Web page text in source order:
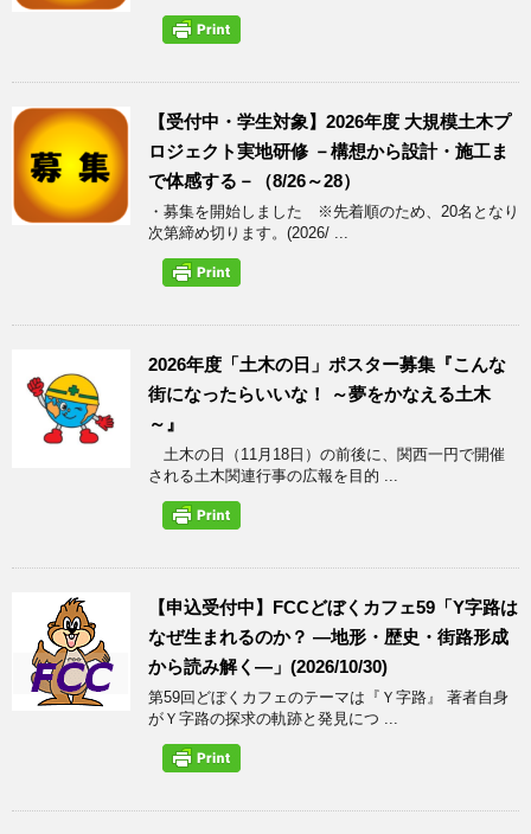
【受付中・学生対象】2026年度 大規模土木プ
ロジェクト実地研修 －構想から設計・施工ま
で体感する－（8/26～28）
・募集を開始しました ※先着順のため、20名となり
次第締め切ります。(2026/ ...
2026年度「土木の日」ポスター募集『こんな
街になったらいいな！ ～夢をかなえる土木
～』
土木の日（11月18日）の前後に、関西一円で開催
される土木関連行事の広報を目的 ...
【申込受付中】FCCどぼくカフェ59「Y字路は
なぜ生まれるのか？ ―地形・歴史・街路形成
から読み解く―」(2026/10/30)
第59回どぼくカフェのテーマは『Ｙ字路』 著者自身
がＹ字路の探求の軌跡と発見につ ...